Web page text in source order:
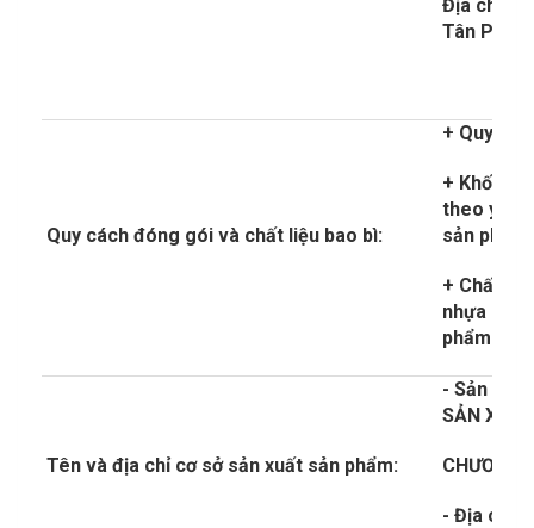
Địa chỉ:
Tân Phú,
Quy cách đóng gói và chất liệu bao bì:
+ Quy
+ Khối
theo yêu
sản
+ Chất
nhựa PE,
phẩm
Tên và địa chỉ cơ sở sản xuất sản phẩm:
- Sản xuất
SẢN
CHƯƠNG
- Địa chỉ: